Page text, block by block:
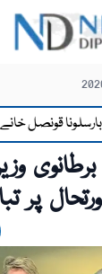
قونصل خانے
پر